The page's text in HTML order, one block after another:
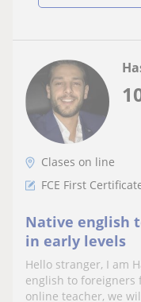
Clases on line
FCE First
Native english
in early levels
Hello stranger, I am
english to foreigners
online teacher, we